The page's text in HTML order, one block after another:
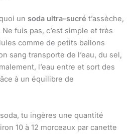
un soda ultra-sucré t’assèche,
Ne fuis pas, c’est simple et très
comme de petits ballons
sang transporte de l’eau, du sel,
l’eau entre et sort des
à un équilibre de
tu ingères une quantité
10 à 12 morceaux par canette